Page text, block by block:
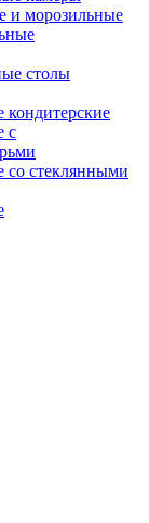
и морозильные
столы
с
стеклянными